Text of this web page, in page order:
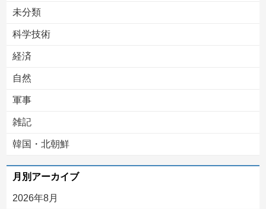
未分類
科学技術
経済
自然
軍事
雑記
韓国・北朝鮮
月別アーカイブ
2026年8月